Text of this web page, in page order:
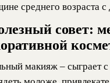
среднего возраста с
совет:
макияж – сыграет